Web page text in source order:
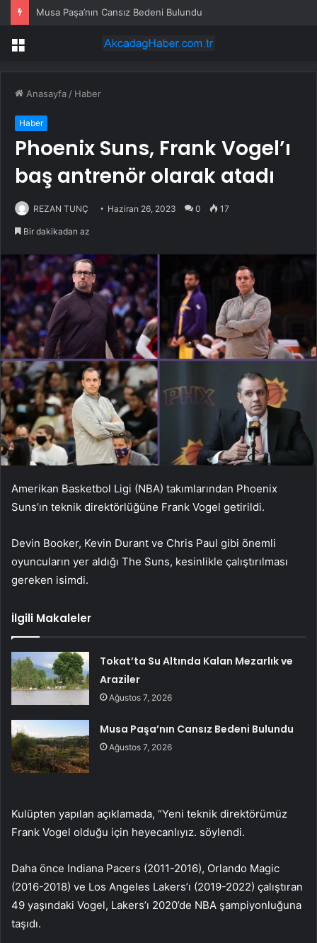
Musa Paşa’nın Cansız Bedeni Bulundu
Menü
Anasayfa / Haber
Haber
Phoenix Suns, Frank Vogel’ı
baş antrenör olarak atadı
REZAN TUNÇ Haziran 26, 2023 0 17
Bir dakikadan az
Amerikan Basketbol Ligi (NBA) takımlarından Phoenix
Suns’ın teknik direktörlüğüne Frank Vogel getirildi.
Devin Booker, Kevin Durant ve Chris Paul gibi önemli
oyuncuların yer aldığı The Suns, kesinlikle çalıştırılması
gereken isimdi.
İlgili Makaleler
Tokat’ta Su Altında Kalan Mezarlık ve
Araziler
Ağustos 7, 2026
Musa Paşa’nın Cansız Bedeni Bulundu
Ağustos 7, 2026
Kulüpten yapılan açıklamada, “Yeni teknik direktörümüz
Frank Vogel olduğu için heyecanlıyız. söylendi.
Daha önce Indiana Pacers (2011-2016), Orlando Magic
(2016-2018) ve Los Angeles Lakers’ı (2019-2022) çalıştıran
49 yaşındaki Vogel, Lakers’ı 2020’de NBA şampiyonluğuna
taşıdı.